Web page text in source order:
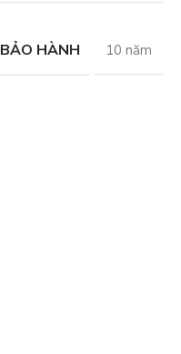
BẢO HÀNH 10 năm